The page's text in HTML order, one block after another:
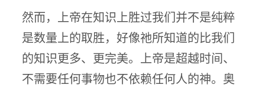
然而，上帝在知识上胜过我们并不是纯粹
是数量上的取胜，好像祂所知道的比我们
的知识更多、更完美。上帝是超越时间、
不需要任何事物也不依赖任何人的神。奥